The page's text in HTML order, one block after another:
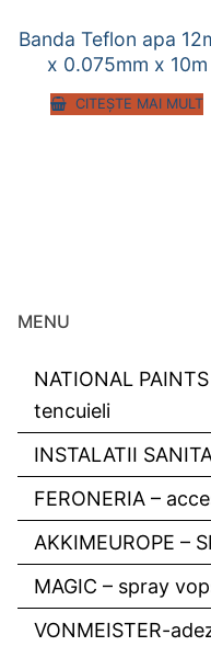
Banda Teflon apa
x 0.075mm x 10m
CITEȘTE MAI MULT
MENU
NATIONAL
tencuieli
INSTALATII
FERONERIA –
AKKIMEUROPE –
MAGIC – spray
VONMEISTER-